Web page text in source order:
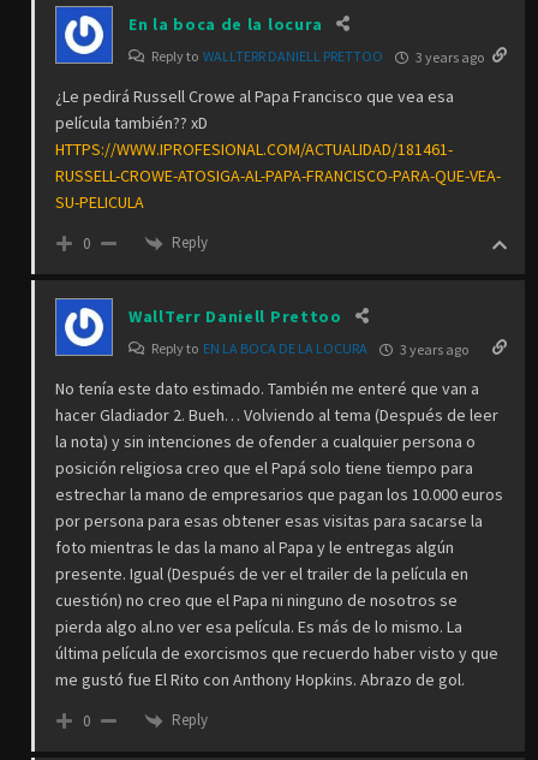
En la boca de la locura
Reply to WALLTERR DANIELL PRETTOO 3 years ago
¿Le pedirá Russell Crowe al Papa Francisco que vea esa
película también?? xD
HTTPS://WWW.IPROFESIONAL.COM/ACTUALIDAD/181461-
RUSSELL-CROWE-ATOSIGA-AL-PAPA-FRANCISCO-PARA-QUE-VEA-
SU-PELICULA
0 Reply
WallTerr Daniell Prettoo
Reply to EN LA BOCA DE LA LOCURA 3 years ago
No tenía este dato estimado. También me enteré que van a
hacer Gladiador 2. Bueh… Volviendo al tema (Después de leer
la nota) y sin intenciones de ofender a cualquier persona o
posición religiosa creo que el Papá solo tiene tiempo para
estrechar la mano de empresarios que pagan los 10.000 euros
por persona para esas obtener esas visitas para sacarse la
foto mientras le das la mano al Papa y le entregas algún
presente. Igual (Después de ver el trailer de la película en
cuestión) no creo que el Papa ni ninguno de nosotros se
pierda algo al.no ver esa película. Es más de lo mismo. La
última película de exorcismos que recuerdo haber visto y que
me gustó fue El Rito con Anthony Hopkins. Abrazo de gol.
0 Reply